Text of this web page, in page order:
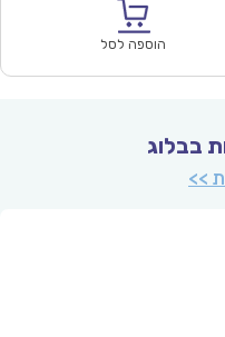
הוספה לסל
בבלוג
>>